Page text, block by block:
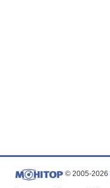
© 2005-2026